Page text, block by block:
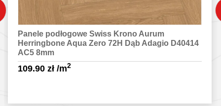
Panele podłogowe Swiss Krono Aurum
Herringbone Aqua Zero 72H Dąb Adagio D40414
AC5 8mm
109.90zł /m2